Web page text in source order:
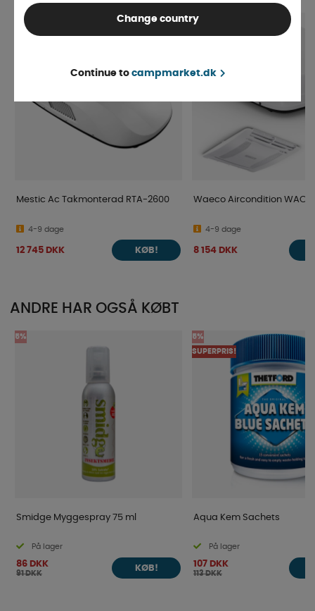
Mestic Ac Takmonterad RTA-2600
4-9 dage
12 745 DKK KØB!
Waeco Aircondition WAC-
4-9 dage
8 154 DKK
ANDRE HAR OGSÅ KØBT
5%
Smidge Myggespray 75 ml
På lager
86 DKK
91 DKK
KØB!
5%
SUPERPRIS!
Aqua Kem Sachets
På lager
107 DKK
113 DKK
Change country
Continue to campmarket.dk